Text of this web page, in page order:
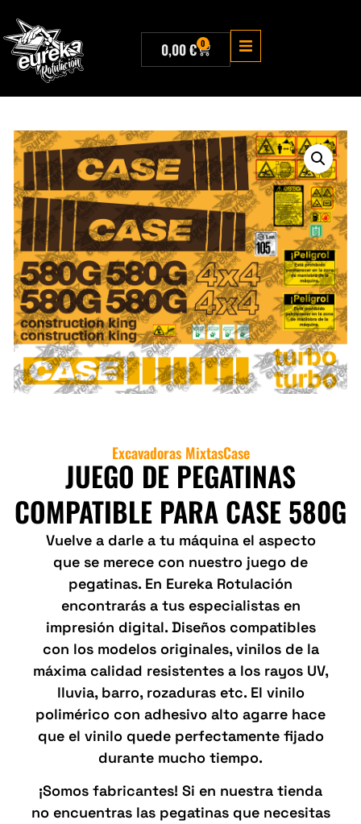
0,00€ 0
Excavadoras MixtasCase
JUEGO DE PEGATINAS
COMPATIBLE PARA CASE 580G
Vuelve a darle a tu máquina el aspecto
que se merece con nuestro juego de
pegatinas. En Eureka Rotulación
encontrarás a tus especialistas en
impresión digital. Diseños compatibles
con los modelos originales, vinilos de la
máxima calidad resistentes a los rayos UV,
lluvia, barro, rozaduras etc. El vinilo
polimérico con adhesivo alto agarre hace
que el vinilo quede perfectamente fijado
durante mucho tiempo.
¡Somos fabricantes! Si en nuestra tienda
no encuentras las pegatinas que necesitas